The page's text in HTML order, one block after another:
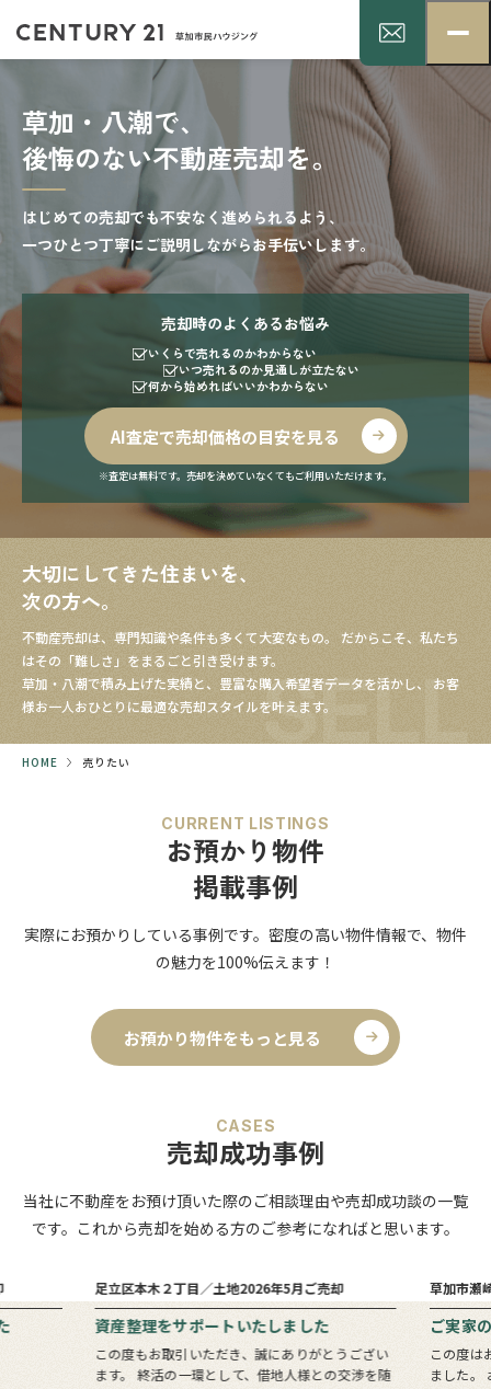
草加・八潮で、
後悔のない不動産売却を。
はじめての売却でも不安なく進められるよう、
一つひとつ丁寧にご説明しながらお手伝いします。
売却時のよくあるお悩み
いくらで売れるのかわからない
いつ売れるのか見通しが立たない
何から始めればいいかわからない
AI査定で売却価格の目安を見る
※査定は無料です。売却を決めていなくてもご利用いただけます。
SELL
大切にしてきた住まいを、
次の方へ。
不動産売却は、専門知識や条件も多くて大変なもの。
だからこそ、私たち
はその「難しさ」をまるごと引き受けます。
草加・八潮で積み上げた実績と、豊富な購入希望者データを活かし、お客
様お一人おひとりに最適な売却スタイルを叶えます。
HOME 売りたい
CURRENT LISTINGS
お預かり物件
掲載事例
実際にお預かりしている事例です。 密度の高い物件情報で、 物件
の魅力を100%伝えます！
お預かり物件をもっと見る
CASES
売却成功事例
当社に不動産をお預け頂いた際のご相談理由や売却成功談の一覧
です。これから売却を始める方のご参考になればと思います。
足立区本木２丁目／土地2026年5月ご売却
資産整理をサポートいたしました
この度もお取引いただき、誠にありがとうござい
ます。 終活の一環として、借地人様との交渉を随
草加市瀬
ご実家
この度は
ました。 お問い合わせいただいたのは息子様でし